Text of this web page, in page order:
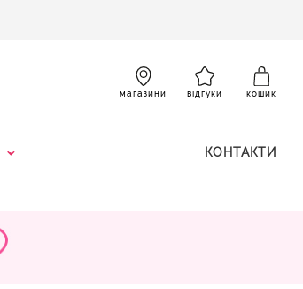
магазини відгуки кошик
КОНТАКТИ